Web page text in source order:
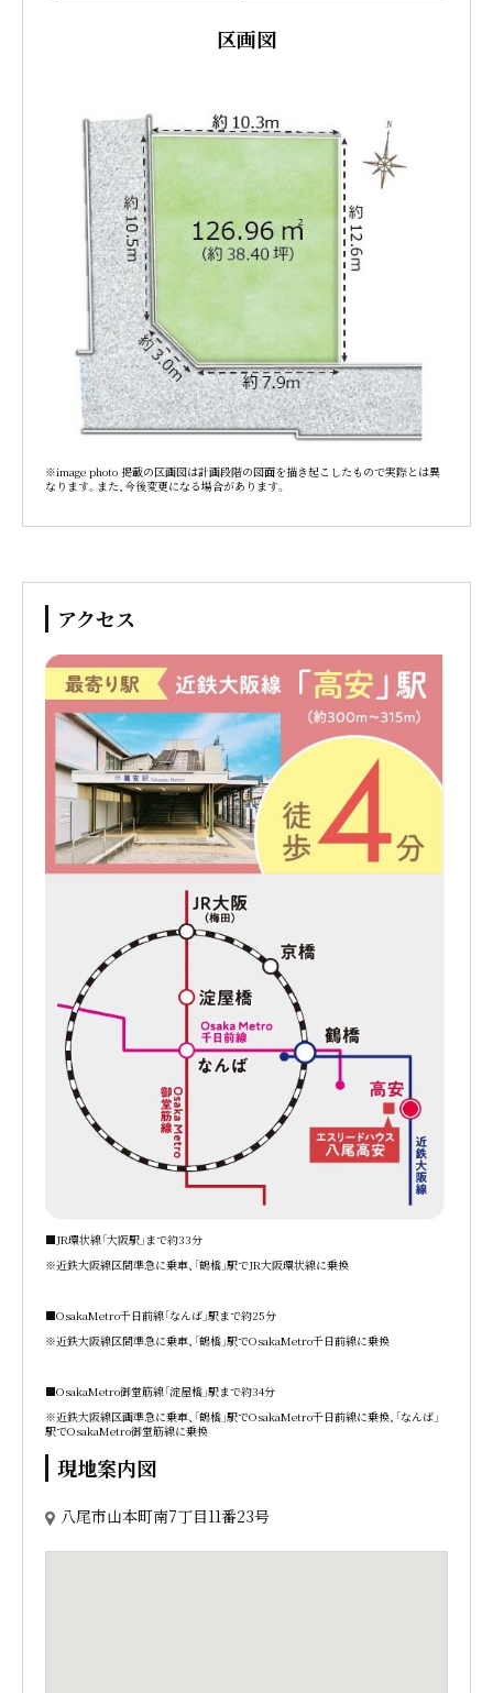
区画図
※image photo 掲載の区画図は計画段階の図面を描き起こしたもので実際とは異
なります。また、今後変更になる場合があります。
アクセス
■JR環状線「大阪駅」まで約33分
※近鉄大阪線区間準急に乗車、「鶴橋」駅でJR大阪環状線に乗換
■OsakaMetro千日前線「なんば」駅まで約25分
※近鉄大阪線区間準急に乗車、「鶴橋」駅でOsakaMetro千日前線に乗換
■OsakaMetro御堂筋線「淀屋橋」駅まで約34分
※近鉄大阪線区画準急に乗車、「鶴橋」駅でOsakaMetro千日前線に乗換、「なんば」
駅でOsakaMetro御堂筋線に乗換
現地案内図
八尾市山本町南7丁目11番23号